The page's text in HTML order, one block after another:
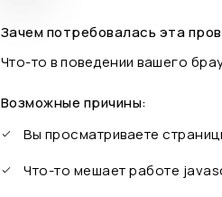
Зачем потребовалась эта
Что-то в поведении вашего
Возможные причины:
Вы просматриваете
Что-то мешает работе